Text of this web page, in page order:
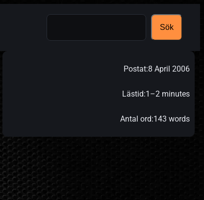
Search
Sök
Postat:8 April 2006
Lästid:1–2 minutes
Antal ord:143 words